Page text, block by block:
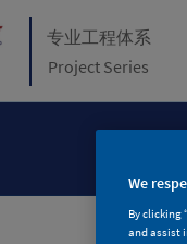
专业工程体系
Project Series
We
By clicking
and assist